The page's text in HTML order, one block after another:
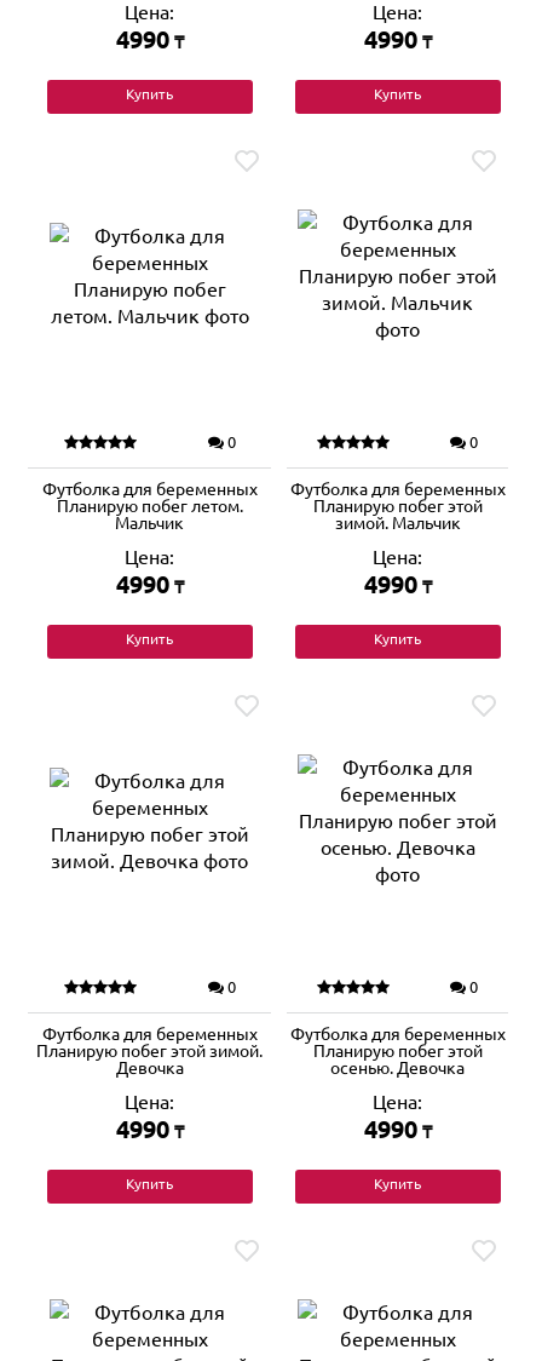
Цена:
4990 ₸
Купить
Цена:
4990 ₸
Купить
0
Футболка для беременных
Планирую побег летом.
Мальчик
Цена:
4990 ₸
Купить
0
Футболка для беременных
Планирую побег этой
зимой. Мальчик
Цена:
4990 ₸
Купить
0
Футболка для беременных
Планирую побег этой зимой.
Девочка
Цена:
4990 ₸
Купить
0
Футболка для беременных
Планирую побег этой
осенью. Девочка
Цена:
4990 ₸
Купить